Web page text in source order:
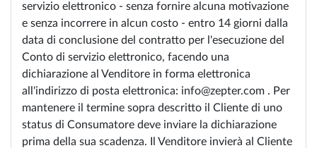
servizio elettronico - senza fornire alcuna motivazione
e senza incorrere in alcun costo - entro 14 giorni dalla
data di conclusione del contratto per l'esecuzione del
Conto di servizio elettronico, facendo una
dichiarazione al Venditore in forma elettronica
all'indirizzo di posta elettronica: info@zepter.com . Per
mantenere il termine sopra descritto il Cliente di uno
status di Consumatore deve inviare la dichiarazione
prima della sua scadenza. Il Venditore invierà al Cliente